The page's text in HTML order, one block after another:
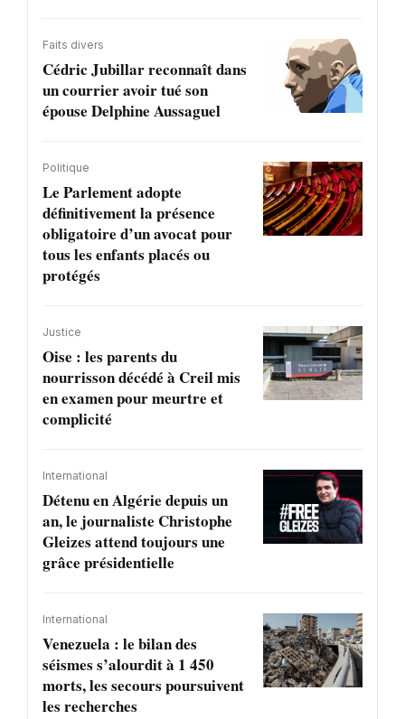
Faits divers
Cédric Jubillar reconnaît dans
un courrier avoir tué son
épouse Delphine Aussaguel
Politique
Le Parlement adopte
définitivement la présence
obligatoire d’un avocat pour
tous les enfants placés ou
protégés
Justice
Oise : les parents du
nourrisson décédé à Creil mis
en examen pour meurtre et
complicité
International
Détenu en Algérie depuis un
an, le journaliste Christophe
Gleizes attend toujours une
grâce présidentielle
International
Venezuela : le bilan des
séismes s’alourdit à 1 450
morts, les secours poursuivent
les recherches